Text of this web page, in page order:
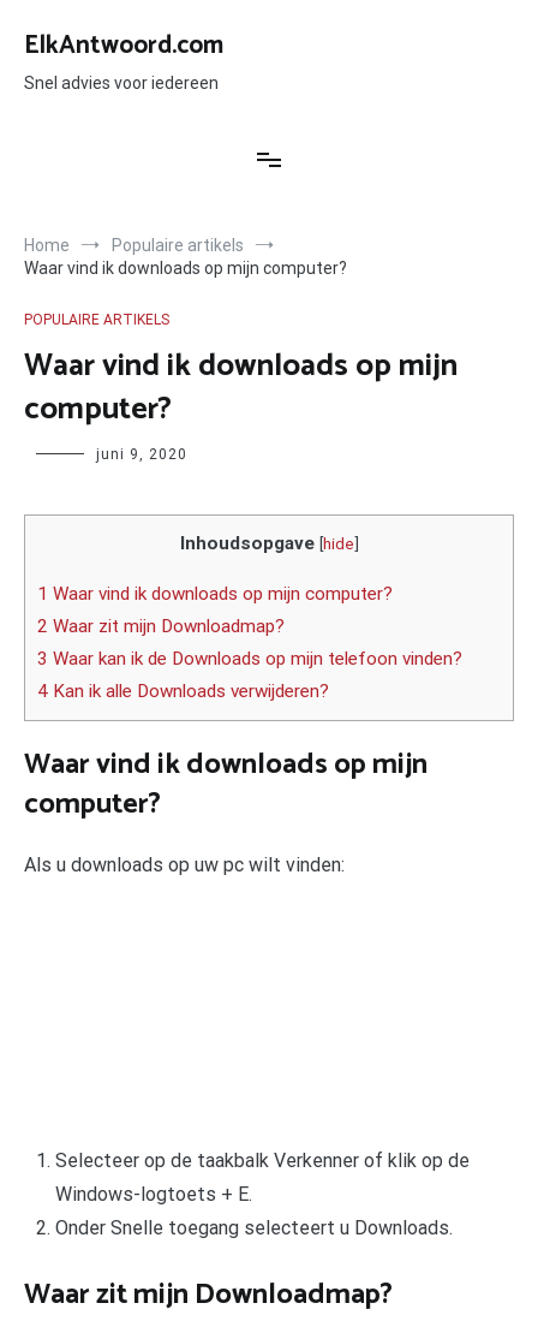
naar
inhoud
ElkAntwoord.com
Snel advies voor iedereen
Home
Populaire artikels
Waar vind ik downloads op mijn computer?
POPULAIRE ARTIKELS
Waar vind ik downloads op mijn
computer?
Author juni 9, 2020
Inhoudsopgave [hide]
1 Waar vind ik downloads op mijn computer?
2 Waar zit mijn Downloadmap?
3 Waar kan ik de Downloads op mijn telefoon vinden?
4 Kan ik alle Downloads verwijderen?
Waar vind ik downloads op mijn
computer?
Als u downloads op uw pc wilt vinden:
Selecteer op de taakbalk Verkenner of klik op de
Windows-logtoets + E.
Onder Snelle toegang selecteert u Downloads.
Waar zit mijn Downloadmap?